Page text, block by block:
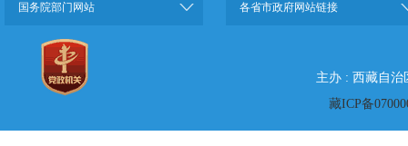
国务院部门网站 各省市政府网站链接
主办 : 西藏自治
藏ICP备